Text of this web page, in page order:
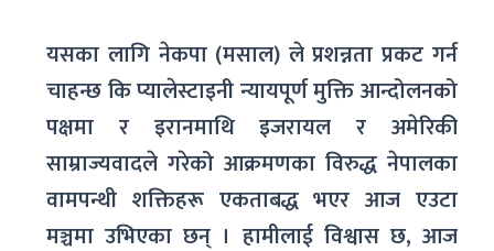
यसका लागि नेकपा (मसाल) ले प्रशन्नता प्रकट गर्न
चाहन्छ कि प्यालेस्टाइनी न्यायपूर्ण मुक्ति आन्दोलनको
पक्षमा र इरानमाथि इजरायल र अमेरिकी
साम्राज्यवादले गरेको आक्रमणका विरुद्ध नेपालका
वामपन्थी शक्तिहरू एकताबद्ध भएर आज एउटा
मञ्चमा उभिएका छन् । हामीलाई विश्वास छ, आज